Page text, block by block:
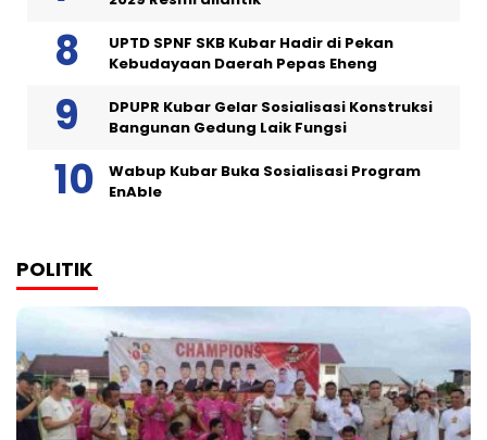
UPTD SPNF SKB Kubar Hadir di Pekan
Kebudayaan Daerah Pepas Eheng
DPUPR Kubar Gelar Sosialisasi Konstruksi
Bangunan Gedung Laik Fungsi
Wabup Kubar Buka Sosialisasi Program
EnAble
POLITIK